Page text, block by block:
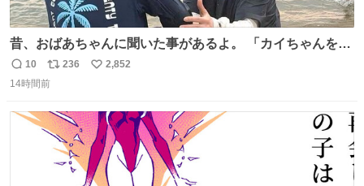
昔、おばあちゃんに聞いた事があるよ。 「カイちゃんをい
じめると、アイツが海から上がって来るぞ。」って。
返
信
10
リ
ポ
ト
数
236
い
数
2,852
14時間前